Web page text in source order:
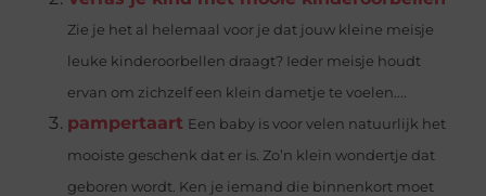
Zie je het al helemaal voor je dat jouw kleine meisje
leuke kinderoorbellen draagt? Ieder meisje houdt
ervan om zichzelf een klein dametje te voelen....
pampertaart Een baby is voor velen natuurlijk het
mooiste geschenk dat er is. Zo’n klein wondertje dat
geboren wordt. Ken je iemand die binnenkort moet